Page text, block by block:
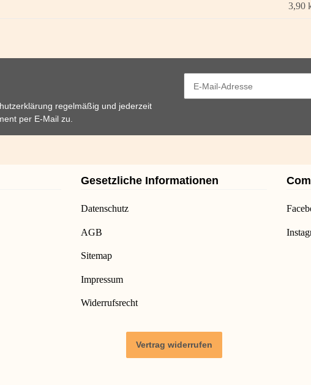
3,90
regelmäßig und jederzeit
per E-Mail zu.
Gesetzliche Informationen
Datenschutz
AGB
Sitemap
Impressum
Widerrufsrecht
Vertrag widerrufen